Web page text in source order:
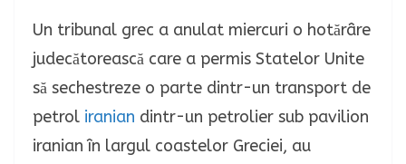
Un tribunal grec a anulat miercuri o hotărâre
judecătorească care a permis Statelor Unite
să sechestreze o parte dintr-un transport de
petrol iranian dintr-un petrolier sub pavilion
iranian în largul coastelor Greciei, au